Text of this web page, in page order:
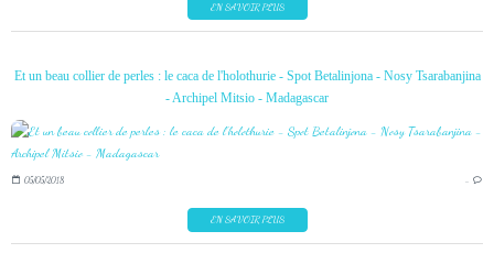
EN SAVOIR PLUS
Et un beau collier de perles : le caca de l'holothurie - Spot Betalinjona - Nosy Tsarabanjina
- Archipel Mitsio - Madagascar
05/05/2018 …
EN SAVOIR PLUS